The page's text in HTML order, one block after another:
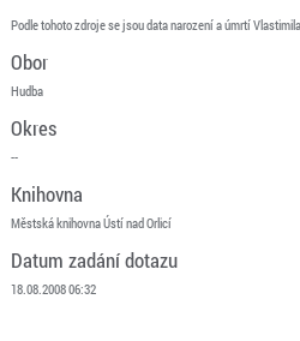
Podle tohoto zdroje se jsou data narození a úmrtí
Obor
Hudba
Okres
--
Knihovna
Městská knihovna Ústí nad Orlicí
Datum zadání dotazu
18.08.2008 06:32